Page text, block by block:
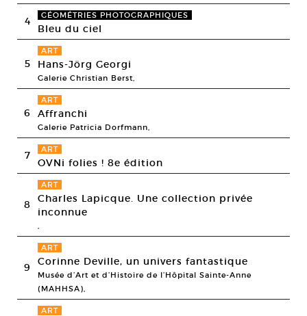
4 GÉOMÉTRIES PHOTOGRAPHIQUES
Bleu du ciel
5
ART
Hans-Jörg Georgi
Galerie Christian Berst,
6
ART
Affranchi
Galerie Patricia Dorfmann,
7 ART
OVNi folies ! 8e édition
8
ART
Charles Lapicque. Une collection privée
inconnue
,
9
ART
Corinne Deville, un univers fantastique
Musée d’Art et d’Histoire de l’Hôpital Sainte-Anne
(MAHHSA),
ART